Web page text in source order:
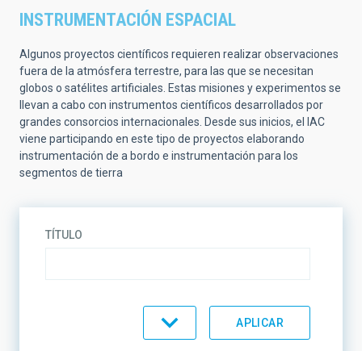
INSTRUMENTACIÓN ESPACIAL
Algunos proyectos científicos requieren realizar observaciones
fuera de la atmósfera terrestre, para las que se necesitan
globos o satélites artificiales. Estas misiones y experimentos se
llevan a cabo con instrumentos científicos desarrollados por
grandes consorcios internacionales. Desde sus inicios, el IAC
viene participando en este tipo de proyectos elaborando
instrumentación de a bordo e instrumentación para los
segmentos de tierra
TÍTULO